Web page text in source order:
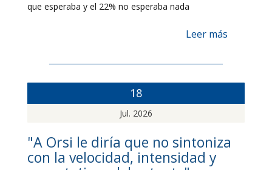
que esperaba y el 22% no esperaba nada
Leer más
18
Jul. 2026
"A Orsi le diría que no sintoniza
con la velocidad, intensidad y